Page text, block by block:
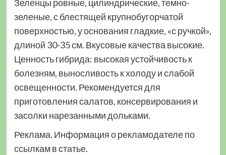
Зеленцы ровные, цилиндрические, темно-
зеленые, с блестящей крупнобугорчатой
поверхностью, у основания гладкие, «с ручкой»,
длиной 30-35 см. Вкусовые качества высокие.
Ценность гибрида: высокая устойчивость к
болезням, выносливость к холоду и слабой
освещенности. Рекомендуется для
приготовления салатов, консервирования и
засолки нарезанными дольками.
Реклама. Информация о рекламодателе по
ссылкам в статье.